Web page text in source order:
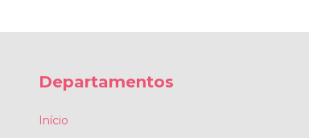
Departamentos
Início